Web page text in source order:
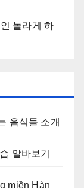
놀라게 하
음식들 소개
알바보기
miền Hàn